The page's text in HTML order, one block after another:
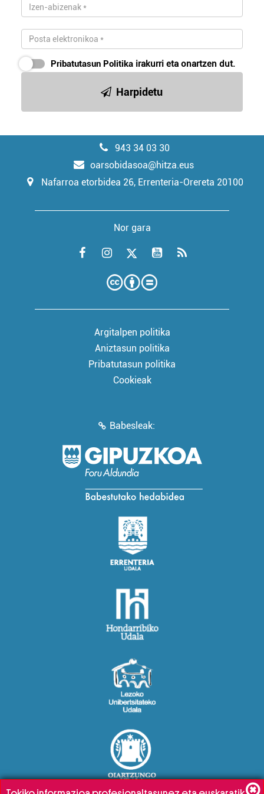
Pribatutasun Politika irakurri eta onartzen dut.
Harpidetu
943 34 03 30
oarsobidasoa@hitza.eus
Nafarroa etorbidea 26, Errenteria-Orereta 20100
Nor gara
Argitalpen politika
Aniztasun politika
Pribatutasun politika
Cookieak
Babesleak: